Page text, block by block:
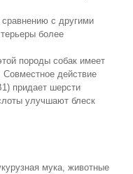
с другими
более
породы собак имеет
действие
придает шерсти
улучшают блеск
мука, животные